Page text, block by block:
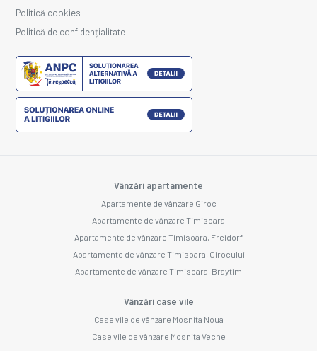
Politică cookies
Politică de confidențialitate
Vânzări apartamente
Apartamente de vânzare Giroc
Apartamente de vânzare Timisoara
Apartamente de vânzare Timisoara, Freidorf
Apartamente de vânzare Timisoara, Girocului
Apartamente de vânzare Timisoara, Braytim
Vânzări case vile
Case vile de vânzare Mosnita Noua
Case vile de vânzare Mosnita Veche